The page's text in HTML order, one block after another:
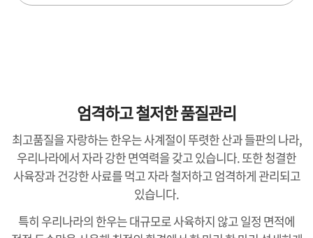
엄격하고 철저한 품질관리
최고품질을 자랑하는 한우는 사계절이 뚜렷한 산과 들판의 나라,
우리나라에서 자라 강한 면역력을 갖고 있습니다. 또한 청결한
사육장과 건강한 사료를 먹고 자라 철저하고 엄격하게 관리되고
있습니다.
특히 우리나라의 한우는 대규모로 사육하지 않고 일정 면적에